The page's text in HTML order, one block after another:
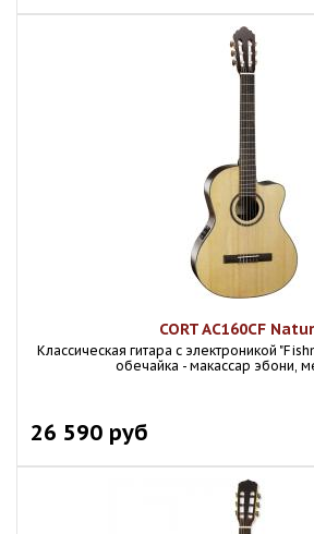
CORT AC160CF
Класcическая гитара с электроникой
обечайка - макассар эбони,
26 590 руб